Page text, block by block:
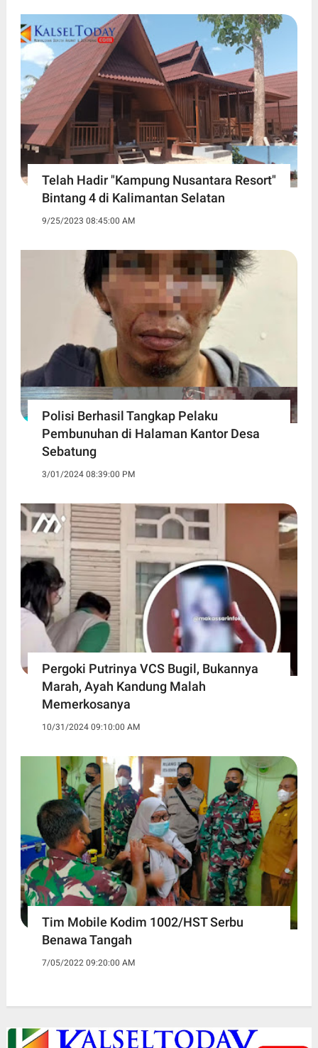
Telah Hadir "Kampung Nusantara Resort"
Bintang 4 di Kalimantan Selatan
9/25/2023 08:45:00 AM
Polisi Berhasil Tangkap Pelaku
Pembunuhan di Halaman Kantor Desa
Sebatung
3/01/2024 08:39:00 PM
Pergoki Putrinya VCS Bugil, Bukannya
Marah, Ayah Kandung Malah
Memerkosanya
10/31/2024 09:10:00 AM
Tim Mobile Kodim 1002/HST Serbu
Benawa Tangah
7/05/2022 09:20:00 AM